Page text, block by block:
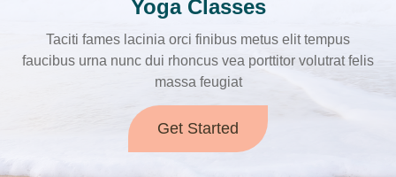
Yoga Classes
Taciti fames lacinia orci finibus metus elit tempus
faucibus urna nunc dui rhoncus vea porttitor volutrat felis
massa feugiat
Get Started